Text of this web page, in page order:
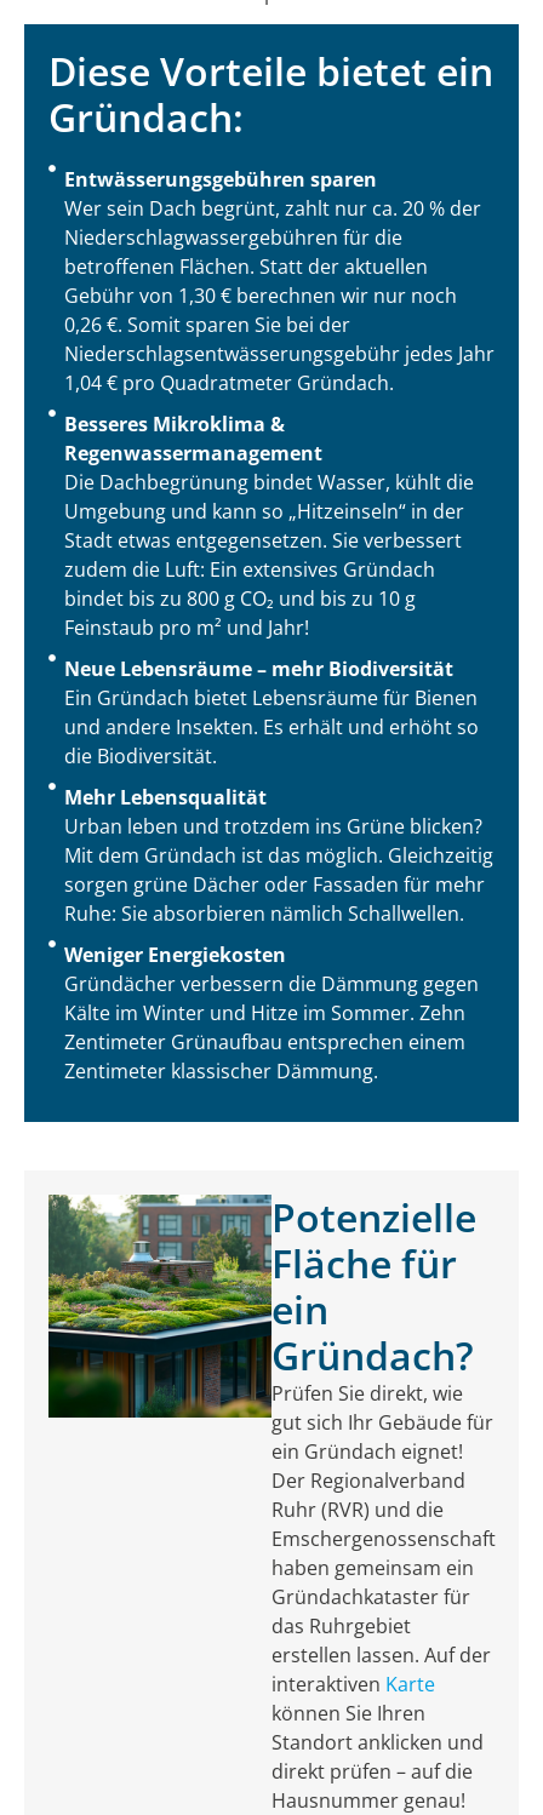
Diese Vorteile bietet ein
Gründach:
Entwässerungsgebühren sparen
Wer sein Dach begrünt, zahlt nur ca. 20 % der
Niederschlagwassergebühren für die
betroffenen Flächen. Statt der aktuellen
Gebühr von 1,30 € berechnen wir nur noch
0,26 €. Somit sparen Sie bei der
Niederschlagsentwässerungsgebühr jedes Jahr
1,04 € pro Quadratmeter Gründach.
Besseres Mikroklima &
Regenwassermanagement
Die Dachbegrünung bindet Wasser, kühlt die
Umgebung und kann so „Hitzeinseln“ in der
Stadt etwas entgegensetzen. Sie verbessert
zudem die Luft: Ein extensives Gründach
bindet bis zu 800 g CO₂ und bis zu 10 g
Feinstaub pro m² und Jahr!
Neue Lebensräume – mehr Biodiversität
Ein Gründach bietet Lebensräume für Bienen
und andere Insekten. Es erhält und erhöht so
die Biodiversität.
Mehr Lebensqualität
Urban leben und trotzdem ins Grüne blicken?
Mit dem Gründach ist das möglich. Gleichzeitig
sorgen grüne Dächer oder Fassaden für mehr
Ruhe: Sie absorbieren nämlich Schallwellen.
Weniger Energiekosten
Gründächer verbessern die Dämmung gegen
Kälte im Winter und Hitze im Sommer. Zehn
Zentimeter Grünaufbau entsprechen einem
Zentimeter klassischer Dämmung.
Potenzielle
Fläche für
ein
Gründach?
Prüfen Sie direkt, wie
gut sich Ihr Gebäude für
ein Gründach eignet!
Der Regionalverband
Ruhr (RVR) und die
Emschergenossenschaft
haben gemeinsam ein
Gründachkataster für
das Ruhrgebiet
erstellen lassen. Auf der
interaktiven Karte
können Sie Ihren
Standort anklicken und
direkt prüfen – auf die
Hausnummer genau!